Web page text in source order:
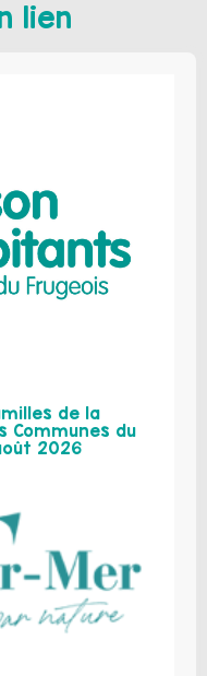
lien
de la
Communes du
2026